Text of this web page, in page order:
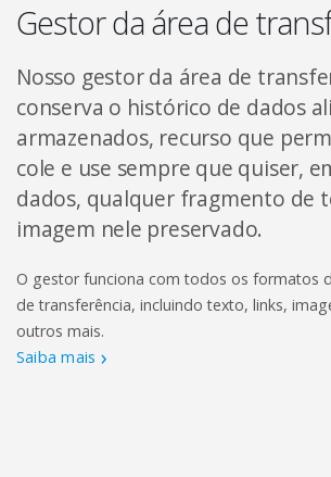
Gestor da área de
Nosso gestor da área de
conserva o histórico de dados ali
armazenados, recurso que
cole e use sempre que quiser,
dados, qualquer fragmento de
imagem nele preservado.
O gestor funciona com todos os formatos
de transferência, incluindo texto, links,
outros mais.
Saiba mais